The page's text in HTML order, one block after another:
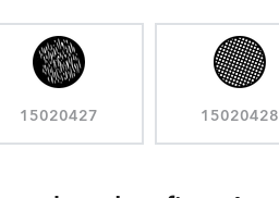
15020427 15020428